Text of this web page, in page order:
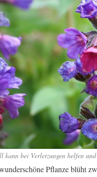
kann bei Verletzungen helfen
Pflanze blüht